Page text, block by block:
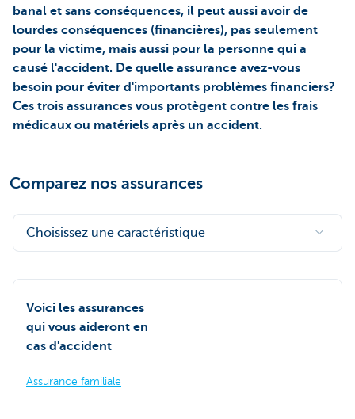
banal et sans conséquences, il peut aussi avoir de
lourdes conséquences (financières), pas seulement
pour la victime, mais aussi pour la personne qui a
causé l'accident. De quelle assurance avez-vous
besoin pour éviter d'importants problèmes financiers?
Ces trois assurances vous protègent contre les frais
médicaux ou matériels après un accident.
Comparez nos assurances
Choisissez une caractéristique
Voici les assurances
qui vous aideront en
cas d'accident
Assurance familiale